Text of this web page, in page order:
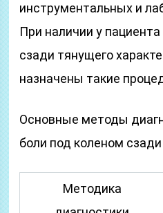
инструментальных и
При наличии у
сзади тянущего
назначены такие
Основные методы
боли под коленом сзади
Методика